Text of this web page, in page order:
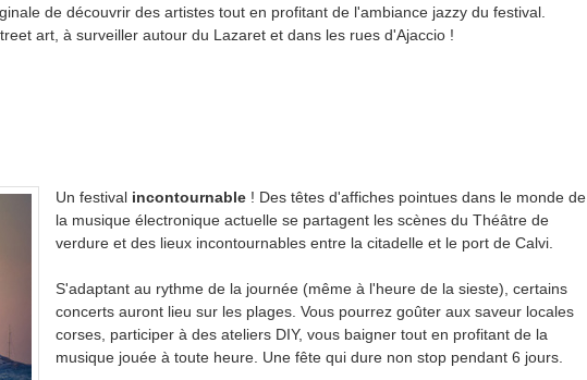
de découvrir des artistes tout en profitant de l'ambiance jazzy du festival.
art, à surveiller autour du Lazaret et dans les rues d'Ajaccio !
Un festival incontournable ! Des têtes d'affiches pointues dans le monde de
la musique électronique actuelle se partagent les scènes du Théâtre de
verdure et des lieux incontournables entre la citadelle et le port de Calvi.
S'adaptant au rythme de la journée (même à l'heure de la sieste), certains
concerts auront lieu sur les plages. Vous pourrez goûter aux saveur locales
corses, participer à des ateliers DIY, vous baigner tout en profitant de la
musique jouée à toute heure. Une fête qui dure non stop pendant 6 jours.